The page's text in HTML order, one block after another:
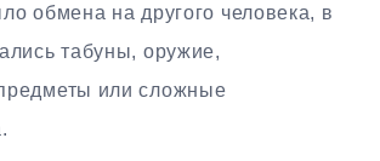
обмена на другого человека, в
табуны, оружие,
или сложные